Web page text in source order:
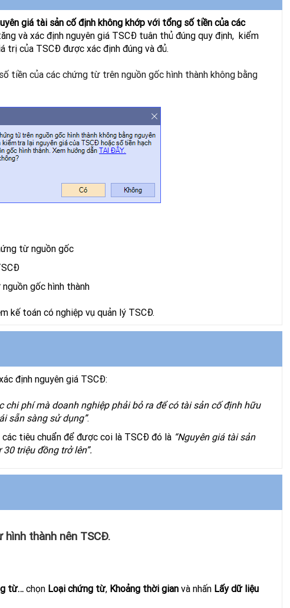
giá tài sản cố định không khớp với tổng số tiền của các
và xác định nguyên giá TSCĐ tuân thủ đúng quy định, kiểm
trị của TSCĐ được xác định đúng và đủ.
tiền của các chứng từ trên nguồn gốc hình thành không bằng
từ nguồn gốc
gốc hình thành
kế toán có nghiệp vụ quản lý TSCĐ.
định nguyên giá TSCĐ:
chi phí mà doanh nghiệp phải bỏ ra để có tài sản cố định hữu
sẵn sàng sử dụng”.
tiêu chuẩn để được coi là TSCĐ đó là “Nguyên giá tài sản
triệu đồng trở lên”.
thành nên TSCĐ.
từ…chọn Loại chứng từ, Khoảng thời gian và nhấn Lấy dữ liệu